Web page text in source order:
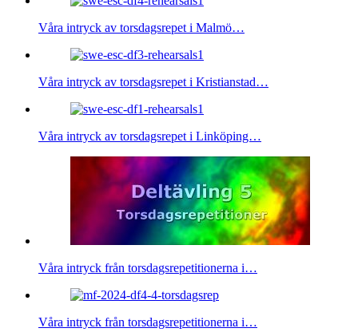
Våra intryck av torsdagsrepet i Malmö…
Våra intryck av torsdagsrepet i Kristianstad…
Våra intryck av torsdagsrepet i Linköping…
Våra intryck från torsdagsrepetitionerna i…
Våra intryck från torsdagsrepetitionerna i…